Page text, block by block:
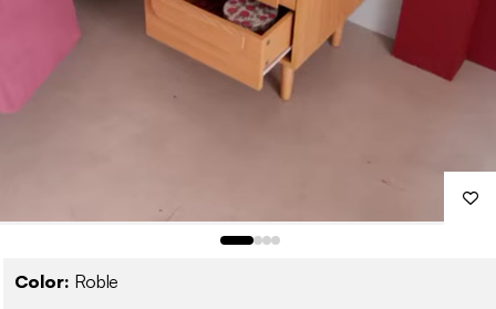
Color: Roble